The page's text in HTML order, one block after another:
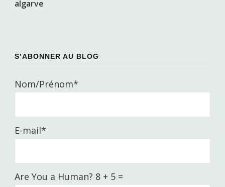
S’ABONNER AU BLOG
Nom/Prénom*
E-mail*
Are You a Human? 8 + 5 =